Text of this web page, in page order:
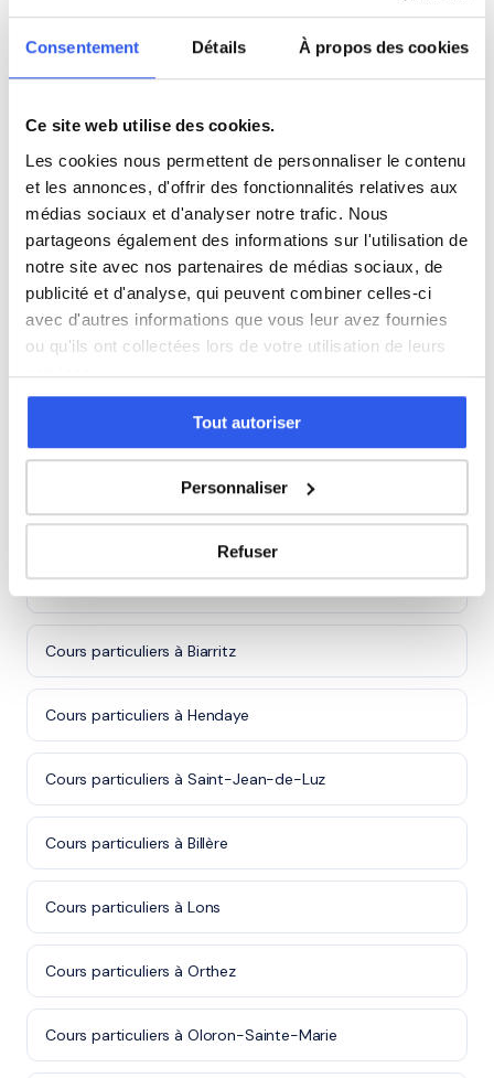
Consentement Détails À propos des cookies
Ce site web utilise des cookies.
Les cookies nous permettent de personnaliser le contenu
et les annonces, d'offrir des fonctionnalités relatives aux
médias sociaux et d'analyser notre trafic. Nous
partageons également des informations sur l'utilisation de
notre site avec nos partenaires de médias sociaux, de
publicité et d'analyse, qui peuvent combiner celles-ci
avec d'autres informations que vous leur avez fournies
ou qu'ils ont collectées lors de votre utilisation de leurs
services.
Tout autoriser
Personnaliser
Refuser
Études supérieures (Supérieur & Adultes)
⭐
187+ familles accompagnées à Pau
Note moyenne de 4.8/5. Notre organisme partenaire
intervient à domicile à Pau et alentours.
Autres villes dans le 64
Cours particuliers à Bayonne
Cours particuliers à Biarritz
Cours particuliers à Hendaye
Cours particuliers à Saint-Jean-de-Luz
Cours particuliers à Billère
Cours particuliers à Lons
Cours particuliers à Orthez
Cours particuliers à Oloron-Sainte-Marie